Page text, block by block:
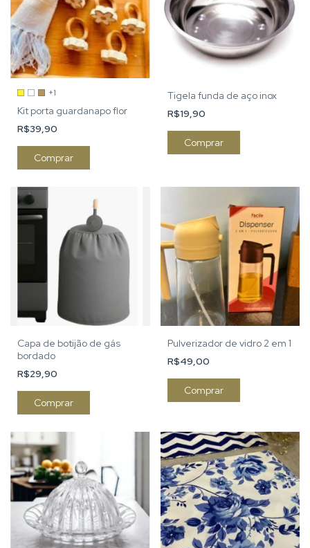
+1
Kit porta guardanapo flor
R$39,90
Comprar
Tigela funda de aço inox
R$19,90
Capa de botijão de gás
bordado
R$29,90
Comprar
Pulverizador de vidro 2 em 1
R$49,00